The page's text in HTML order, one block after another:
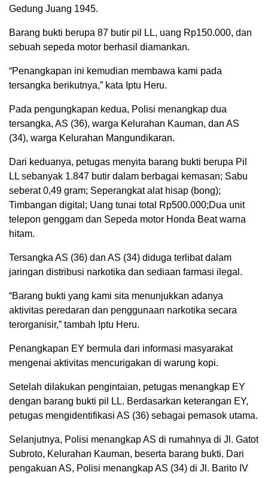
Gedung Juang 1945.
Barang bukti berupa 87 butir pil LL, uang Rp150.000, dan
sebuah sepeda motor berhasil diamankan.
“Penangkapan ini kemudian membawa kami pada
tersangka berikutnya,” kata Iptu Heru.
Pada pengungkapan kedua, Polisi menangkap dua
tersangka, AS (36), warga Kelurahan Kauman, dan AS
(34), warga Kelurahan Mangundikaran.
Dari keduanya, petugas menyita barang bukti berupa Pil
LL sebanyak 1.847 butir dalam berbagai kemasan; Sabu
seberat 0,49 gram; Seperangkat alat hisap (bong);
Timbangan digital; Uang tunai total Rp500.000;Dua unit
telepon genggam dan Sepeda motor Honda Beat warna
hitam.
Tersangka AS (36) dan AS (34) diduga terlibat dalam
jaringan distribusi narkotika dan sediaan farmasi ilegal.
“Barang bukti yang kami sita menunjukkan adanya
aktivitas peredaran dan penggunaan narkotika secara
terorganisir,” tambah Iptu Heru.
Penangkapan EY bermula dari informasi masyarakat
mengenai aktivitas mencurigakan di warung kopi.
Setelah dilakukan pengintaian, petugas menangkap EY
dengan barang bukti pil LL. Berdasarkan keterangan EY,
petugas mengidentifikasi AS (36) sebagai pemasok utama.
Selanjutnya, Polisi menangkap AS di rumahnya di Jl. Gatot
Subroto, Kelurahan Kauman, beserta barang bukti. Dari
pengakuan AS, Polisi menangkap AS (34) di Jl. Barito IV